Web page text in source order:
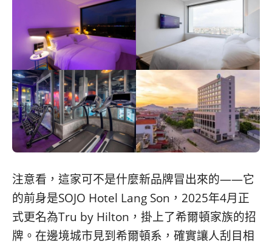
注意看，這家可不是什麼新品牌冒出來的——它
的前身是SOJO Hotel Lang Son，2025年4月正
式更名為Tru by Hilton，掛上了希爾頓家族的招
牌。在邊境城市見到希爾頓系，確實讓人刮目相